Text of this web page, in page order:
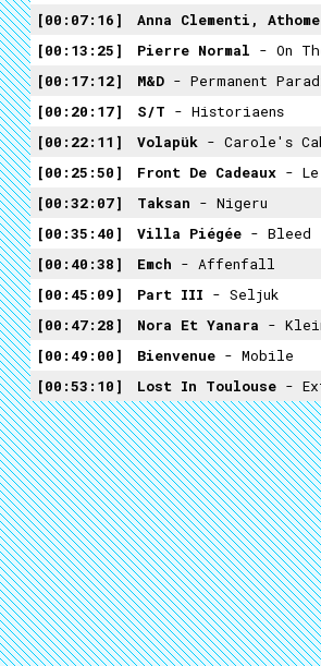
00:07:16
Anna Clementi,
00:13:25
Pierre Normal - On
00:17:12
M&D - Permanent
00:20:17
S/t - Historiaens
00:22:11
Volapük - Carole's
00:25:50
Front De Cadeaux - Le
00:32:07
Taksan - Nigeru
00:35:40
Villa Piégée - Bleed
00:40:38
Emch - Affenfall
00:45:09
Part III - Seljuk
00:47:28
Nora Et Yanara -
00:49:00
Bienvenue - Mobile
00:53:10
Lost In Toulouse -